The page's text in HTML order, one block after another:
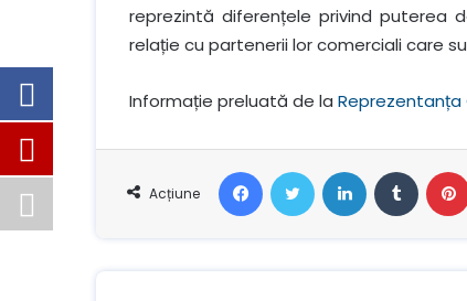
reprezintă diferențele privind puterea
relație cu partenerii lor comerciali care
Informație preluată de la Reprezentanța
Acțiune
FacebookStare de nervozitateLinkedIn Tumblr